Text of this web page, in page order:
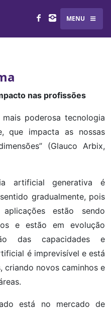
MENU
nas profissões
poderosa tecnologia
que impacta as nossas
(Glauco Arbix,
artificial generativa é
gradualmente, pois
estão sendo
e estão em evolução
das capacidades e
é imprevisível e está
criando novos caminhos e
está no mercado de